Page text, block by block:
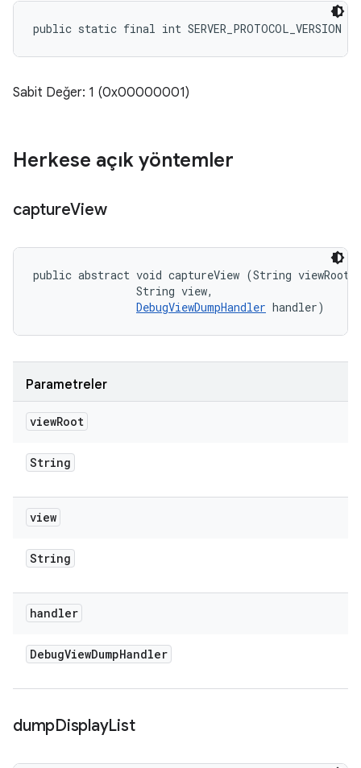
public static final int SERVER_PROTOCOL_VERSION
Sabit Değer: 1 (0x00000001)
Herkese açık yöntemler
captureView
public abstract void captureView (String
                String view,
DebugViewDumpHandler handler)
Parametreler
viewRoot
String
view
String
handler
DebugViewDumpHandler
dumpDisplayList